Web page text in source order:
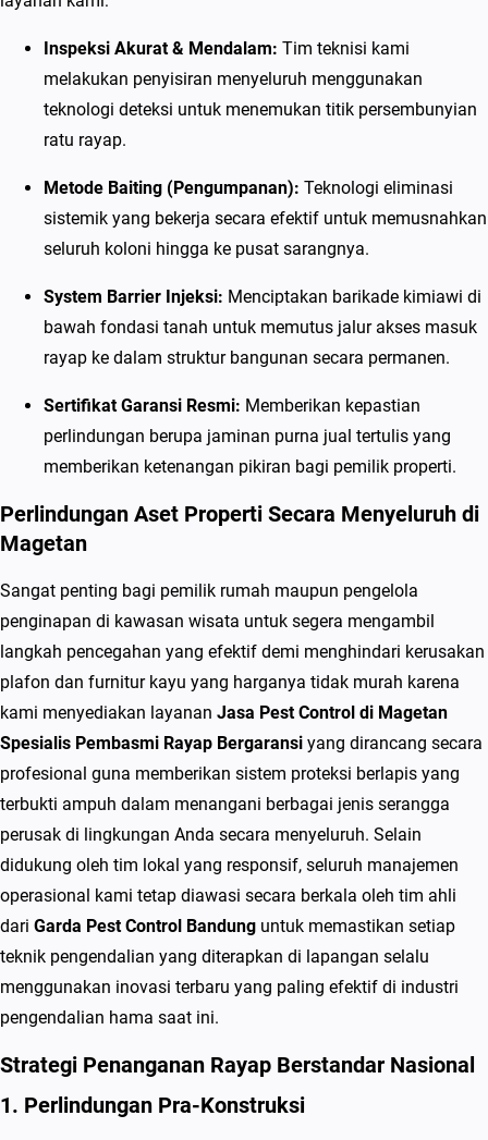
m
Inspeksi Akurat & Mendalam: Tim teknisi kami
melakukan penyisiran menyeluruh menggunakan
teknologi deteksi untuk menemukan titik persembunyian
ratu rayap.
Metode Baiting (Pengumpanan): Teknologi eliminasi
sistemik yang bekerja secara efektif untuk memusnahkan
seluruh koloni hingga ke pusat sarangnya.
System Barrier Injeksi: Menciptakan barikade kimiawi di
bawah fondasi tanah untuk memutus jalur akses masuk
rayap ke dalam struktur bangunan secara permanen.
Sertifikat Garansi Resmi: Memberikan kepastian
perlindungan berupa jaminan purna jual tertulis yang
memberikan ketenangan pikiran bagi pemilik properti.
Perlindungan Aset Properti Secara Menyeluruh di
Magetan
Sangat penting bagi pemilik rumah maupun pengelola
penginapan di kawasan wisata untuk segera mengambil
langkah pencegahan yang efektif demi menghindari kerusakan
plafon dan furnitur kayu yang harganya tidak murah karena
kami menyediakan layanan Jasa Pest Control di Magetan
Spesialis Pembasmi Rayap Bergaransi yang dirancang secara
profesional guna memberikan sistem proteksi berlapis yang
terbukti ampuh dalam menangani berbagai jenis serangga
perusak di lingkungan Anda secara menyeluruh. Selain
didukung oleh tim lokal yang responsif, seluruh manajemen
operasional kami tetap diawasi secara berkala oleh tim ahli
dari Garda Pest Control Bandung untuk memastikan setiap
teknik pengendalian yang diterapkan di lapangan selalu
menggunakan inovasi terbaru yang paling efektif di industri
pengendalian hama saat ini.
Strategi Penanganan Rayap Berstandar Nasional
1. Perlindungan Pra-Konstruksi